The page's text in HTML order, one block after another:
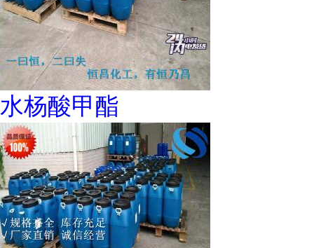
水杨酸甲酯